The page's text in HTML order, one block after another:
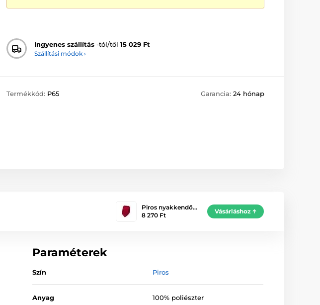
Ingyenes szállítás -tól/től 15 029 Ft
Szállítási módok ›
Termékkód: P65 Garancia: 24 hónap
Piros nyakkendő…
8 270 Ft
Vásárláshoz
Paraméterek
Szín Piros
Anyag 100% poliészter